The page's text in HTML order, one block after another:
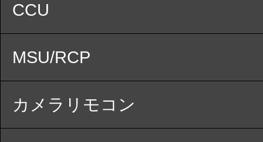
CCU
MSU/RCP
カメラリモコン